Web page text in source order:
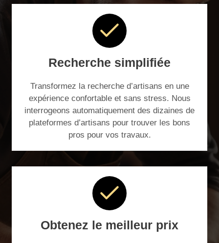
Recherche simplifiée
Transformez la recherche d’artisans en une
expérience confortable et sans stress. Nous
interrogeons automatiquement des dizaines de
plateformes d’artisans pour trouver les bons
pros pour vos travaux.
Obtenez le meilleur prix